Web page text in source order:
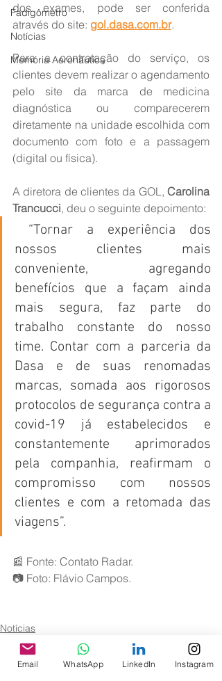
Fadigômetro
Notícias
Memória Aeronáutica
dos exames, pode ser conferida
através do site: gol.dasa.com.br.
Para a contratação do serviço, os
clientes devem realizar o agendamento
pelo site da marca de medicina
diagnóstica ou comparecerem
diretamente na unidade escolhida com
documento com foto e a passagem
(digital ou física).
A diretora de clientes da GOL, Carolina
Trancucci, deu o seguinte depoimento:
nossos clientes mais
conveniente, agregando
benefícios que a façam ainda
mais segura, faz parte do
trabalho constante do nosso
time. Contar com a parceria da
Dasa e de suas renomadas
marcas, somada aos rigorosos
protocolos de segurança contra a
covid-19 já estabelecidos e
constantemente aprimorados
pela companhia, reafirmam o
compromisso com nossos
clientes e com a retomada das
viagens”.
📰 Fonte: Contato Radar.
📷 Foto: Flávio Campos.
Notícias
Email WhatsApp LinkedIn Instagram